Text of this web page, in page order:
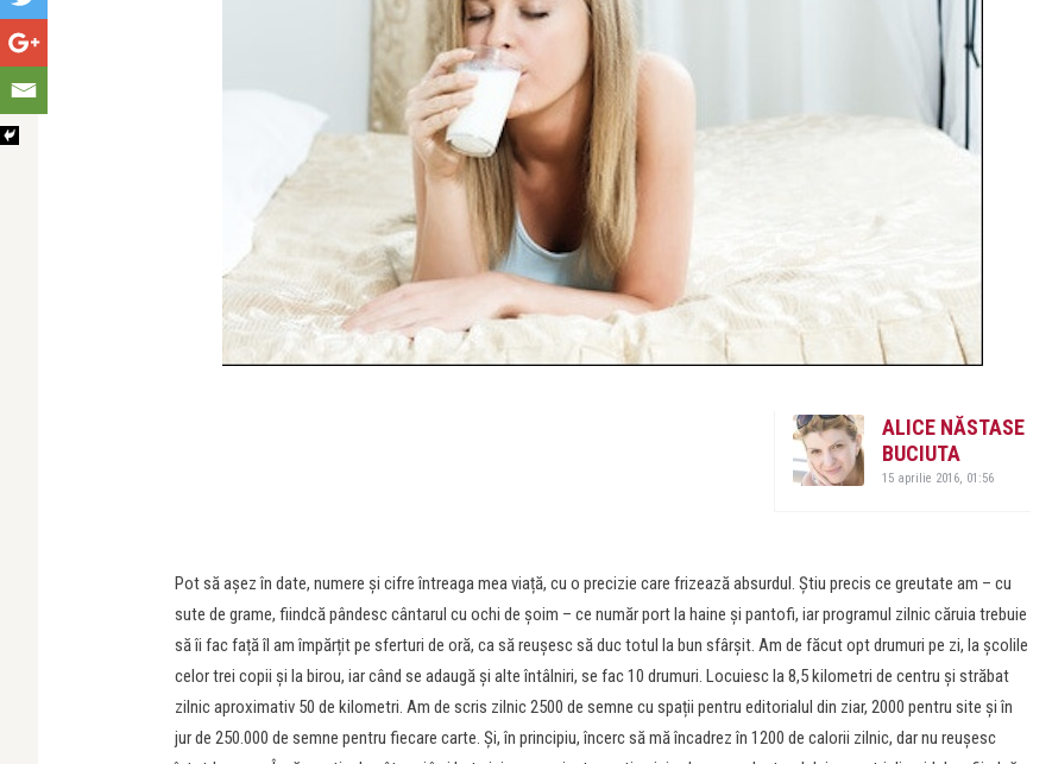
ALICE NĂSTASE
BUCIUTA
15 aprilie 2016, 01:56
Pot să așez în date, numere și cifre întreaga mea viață, cu o precizie care frizează absurdul. Știu precis ce greutate am – cu
sute de grame, fiindcă pândesc cântarul cu ochi de șoim – ce număr port la haine și pantofi, iar programul zilnic căruia trebuie
să îi fac față îl am împărțit pe sferturi de oră, ca să reușesc să duc totul la bun sfârșit. Am de făcut opt drumuri pe zi, la școlile
celor trei copii și la birou, iar când se adaugă și alte întâlniri, se fac 10 drumuri. Locuiesc la 8,5 kilometri de centru și străbat
zilnic aproximativ 50 de kilometri. Am de scris zilnic 2500 de semne cu spații pentru editorialul din ziar, 2000 pentru site și în
jur de 250.000 de semne pentru fiecare carte. Și, în principiu, încerc să mă încadrez în 1200 de calorii zilnic, dar nu reușesc